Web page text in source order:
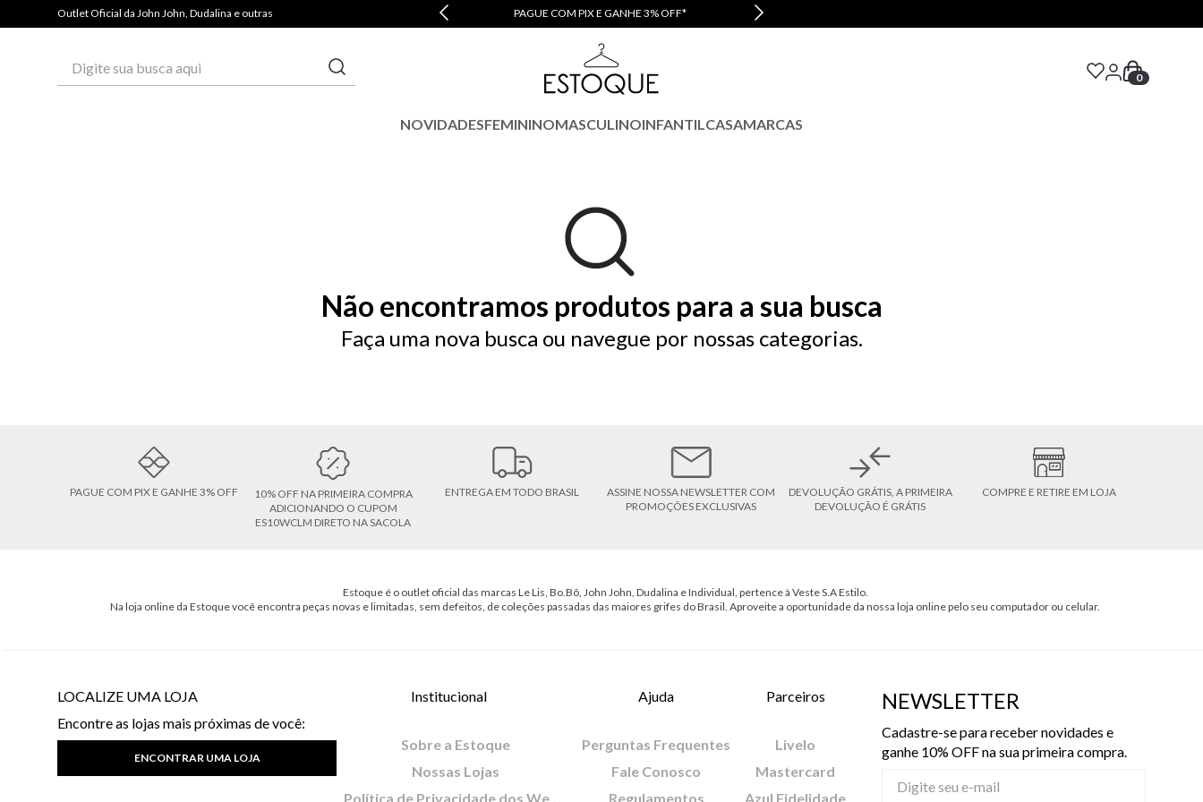
Outlet Oficial da John John, Dudalina e outras PAGUE COM PIX E GANHE 3% OFF*
0
NOVIDADESFEMININOMASCULINOINFANTILCASAMARCAS
Não encontramos produtos para a sua busca
Faça uma nova busca ou navegue por nossas categorias.
PAGUE COM PIX E GANHE 3% OFF
10% OFF NA PRIMEIRA COMPRA
ADICIONANDO O CUPOM
ES10WCLM DIRETO NA SACOLA
ENTREGA EM TODO BRASIL
ASSINE NOSSA NEWSLETTER COM
PROMOÇÕES EXCLUSIVAS
DEVOLUÇÃO GRÁTIS, A PRIMEIRA
DEVOLUÇÃO É GRÁTIS
COMPRE E RETIRE EM LOJA
Estoque é o outlet oficial das marcas Le Lis, Bo.Bô, John John, Dudalina e Individual, pertence à Veste S.A Estilo.
Na loja online da Estoque você encontra peças novas e limitadas, sem defeitos, de coleções passadas das maiores grifes do Brasil. Aproveite a oportunidade da nossa loja online pelo seu computador ou celular.
LOCALIZE UMA LOJA
Encontre as lojas mais próximas de você:
ENCONTRAR UMA LOJA
Institucional
Sobre a Estoque
Nossas Lojas
Ajuda
Perguntas Frequentes
Fale Conosco
Regulamentos
Parceiros
Livelo
Mastercard
Azul Fidelidade
NEWSLETTER
Cadastre-se para receber novidades e
ganhe 10% OFF na sua primeira compra.